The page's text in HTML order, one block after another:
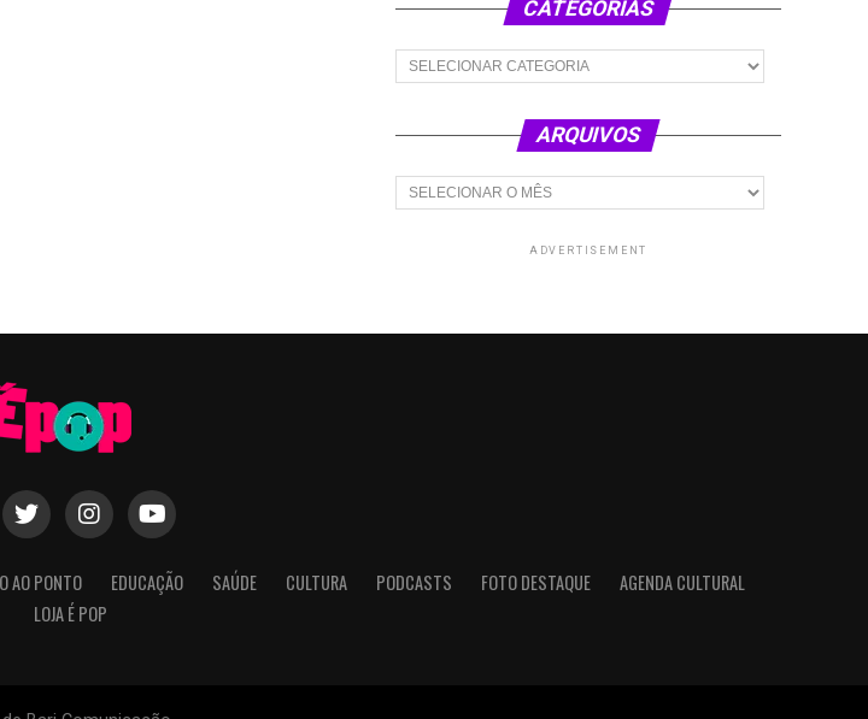
CATEGORIAS
Categorias
ARQUIVOS
Arquivos
ADVERTISEMENT
AO PONTO EDUCAÇÃO SAÚDE CULTURA PODCASTS FOTO DESTAQUE
AGENDA CULTURAL
LOJA É POP